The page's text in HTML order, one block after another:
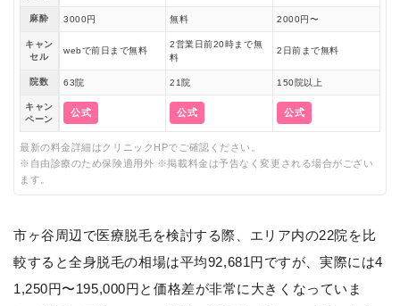
麻酔 3000円 無料 2000円〜
キャン
セル
webで前日まで無料
2営業日前20時まで無
料
2日前まで無料
院数 63院 21院 150院以上
キャン
ペーン
公式 公式 公式
最新の料金詳細はクリニックHPでご確認ください。
※自由診療のため保険適用外 ※掲載料金は予告なく変更される場合がござい
ます。
市ヶ谷周辺で医療脱毛を検討する際、エリア内の22院を比
較すると全身脱毛の相場は平均92,681円ですが、実際には4
1,250円〜195,000円と価格差が非常に大きくなっていま